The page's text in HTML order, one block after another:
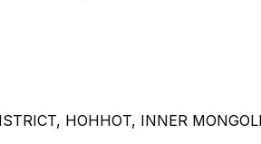
HOHHOT, INNER